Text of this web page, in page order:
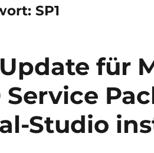
SP1
für
Service
Studio